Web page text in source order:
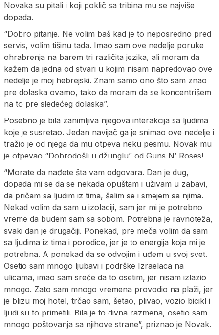
Novaka su pitali i koji poklič sa tribina mu se najviše
dopada.
“Dobro pitanje. Ne volim baš kad je to neposredno pred
servis, volim tišinu tada. Imao sam ove nedelje poruke
ohrabrenja na barem tri različita jezika, ali moram da
kažem da jedna od stvari u kojim nisam napredovao ove
nedelje je moj hebrejski. Znam samo ono što sam znao
pre dolaska ovamo, tako da moram da se koncentrišem
na to pre sledećeg dolaska”.
Posebno je bila zanimljiva njegova interakcija sa ljudima
koje je susretao. Jedan navijač ga je snimao ove nedelje i
tražio je od njega da mu otpeva neku pesmu. Novak mu
je otpevao “Dobrodošli u džunglu” od Guns N’ Roses!
“Morate da nađete šta vam odgovara. Dan je dug,
dopada mi se da se nekada opuštam i uživam u zabavi,
da pričam sa ljudim iz tima, šalim se i smejem sa njima.
Nekad volim da sam u izolaciji, sam jer mi je potrebno
vreme da budem sam sa sobom. Potrebna je ravnoteža,
svaki dan je drugačiji. Ponekad, pre meča volim da sam
sa ljudima iz tima i porodice, jer je to energija koja mi je
potrebna. A ponekad da se odvojim i uđem u svoj svet.
Osetio sam mnogo ljubavi i podrške Izraelaca na
ulicama, imao sam sreće da to osetim, jer nisam izlazio
mnogo. Zato sam mnogo vremena provodio na plaži, jer
je blizu moj hotel, trčao sam, šetao, plivao, vozio bicikl i
ljudi su to primetili. Bila je to divna razmena, osetio sam
mnogo poštovanja sa njihove strane”, priznao je Novak.